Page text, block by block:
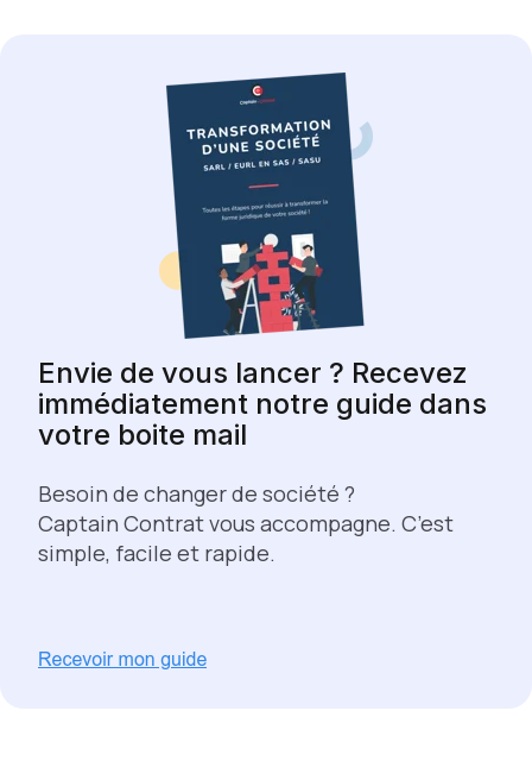
Envie de vous lancer ? Recevez
immédiatement notre guide dans
votre boite mail
Besoin de changer de société ?
Captain Contrat vous accompagne. C’est
simple, facile et rapide.